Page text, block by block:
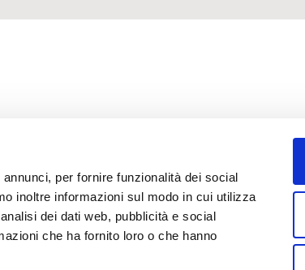
per fornire funzionalità dei social
inoltre informazioni sul modo in cui utilizza
dei dati web, pubblicità e social
che ha fornito loro o che hanno